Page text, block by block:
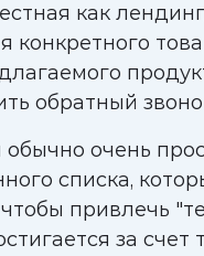
как
обратный
очень
списка,
привлечь
за